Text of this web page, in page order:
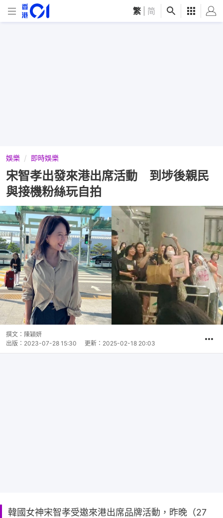
繁 简
娛樂 即時娛樂
宋智孝出發來港出席活動 到埗後親民
與接機粉絲玩自拍
撰文： 陳穎妍
出版： 2023-07-28 15:30 更新： 2025-02-18 20:03
韓國女神宋智孝受邀來港出席品牌活動，昨晚（27